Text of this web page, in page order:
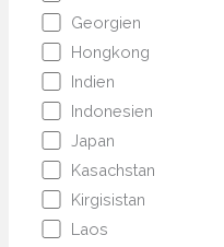
Georgien
Hongkong
Indien
Indonesien
Japan
Kasachstan
Kirgisistan
Laos